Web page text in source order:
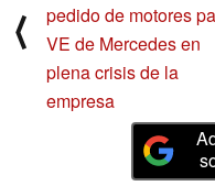
⟨
pedido de motores
VE de Mercedes en
plena crisis de la
empresa